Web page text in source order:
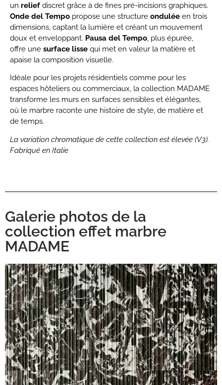
un relief discret grâce à de fines pré-incisions graphiques.
Onde del Tempo propose une structure ondulée en trois
dimensions, captant la lumière et créant un mouvement
doux et enveloppant. Pausa del Tempo, plus épurée,
offre une surface lisse qui met en valeur la matière et
apaise la composition visuelle.
Idéale pour les projets résidentiels comme pour les
espaces hôteliers ou commerciaux, la collection MADAME
transforme les murs en surfaces sensibles et élégantes,
où le marbre raconte une histoire de style, de matière et
de temps.
La variation chromatique de cette collection est élevée (V3).
Fabriqué en Italie
Galerie photos de la
collection effet marbre
MADAME